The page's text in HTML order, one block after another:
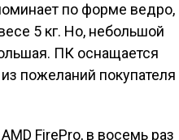
по форме ведро,
5 кг. Но, небольшой
ПК оснащается
пожеланий покупателя
FirePro, в восемь раз